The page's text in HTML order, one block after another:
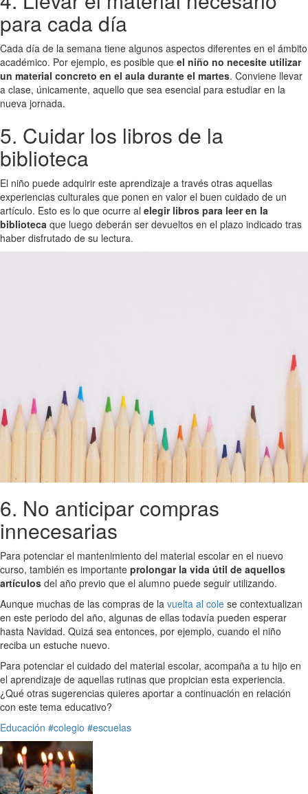
para cada día
Cada día de la semana tiene algunos aspectos diferentes en el ámbito
académico. Por ejemplo, es posible que el niño no necesite utilizar
un material concreto en el aula durante el martes. Conviene llevar
a clase, únicamente, aquello que sea esencial para estudiar en la
nueva jornada.
5. Cuidar los libros de la
biblioteca
El niño puede adquirir este aprendizaje a través otras aquellas
experiencias culturales que ponen en valor el buen cuidado de un
artículo. Esto es lo que ocurre al elegir libros para leer en la
biblioteca que luego deberán ser devueltos en el plazo indicado tras
haber disfrutado de su lectura.
6. No anticipar compras
innecesarias
Para potenciar el mantenimiento del material escolar en el nuevo
curso, también es importante prolongar la vida útil de aquellos
artículos del año previo que el alumno puede seguir utilizando.
Aunque muchas de las compras de la vuelta al cole se contextualizan
en este periodo del año, algunas de ellas todavía pueden esperar
hasta Navidad. Quizá sea entonces, por ejemplo, cuando el niño
reciba un estuche nuevo.
Para potenciar el cuidado del material escolar, acompaña a tu hijo en
el aprendizaje de aquellas rutinas que propician esta experiencia.
¿Qué otras sugerencias quieres aportar a continuación en relación
con este tema educativo?
Educación #colegio #escuelas